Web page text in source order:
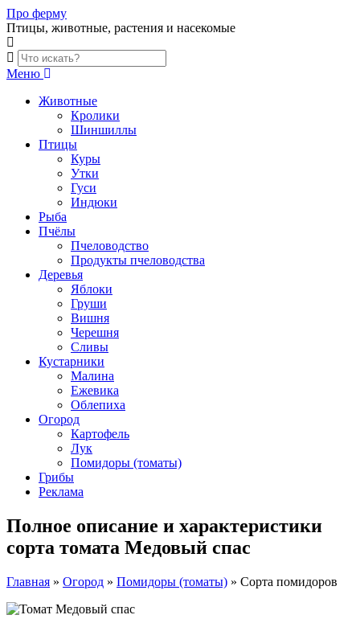
Skip
to
content
Про ферму
Птицы, животные, растения и насекомые
Меню
Животные
Кролики
Шиншиллы
Птицы
Куры
Утки
Гуси
Индюки
Рыба
Пчёлы
Пчеловодство
Продукты пчеловодства
Деревья
Яблоки
Груши
Вишня
Черешня
Сливы
Кустарники
Малина
Ежевика
Облепиха
Огород
Картофель
Лук
Помидоры (томаты)
Грибы
Реклама
Полное описание и характеристики
сорта томата Медовый спас
Главная » Огород » Помидоры (томаты) » Сорта помидоров